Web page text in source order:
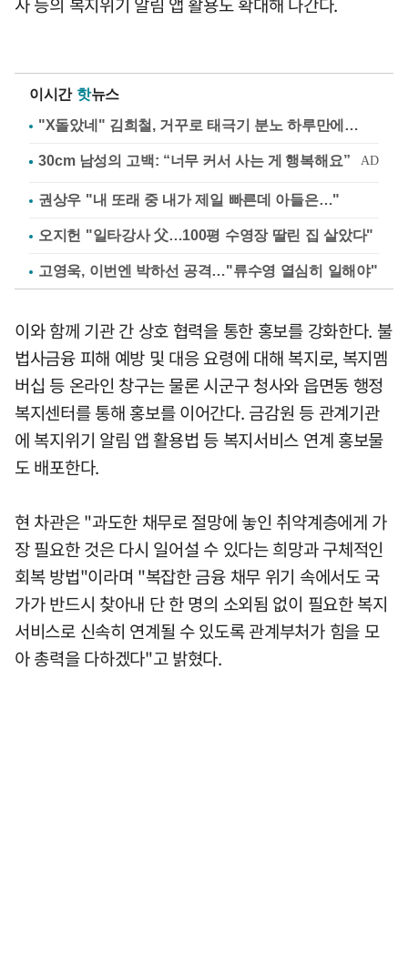
이시간 핫뉴스
"X돌았네" 김희철, 거꾸로 태극기 분노 하루만에…
권상우 "내 또래 중 내가 제일 빠른데 아들은…"
오지헌 "일타강사 父…100평 수영장 딸린 집 살았다"
고영욱, 이번엔 박하선 공격…"류수영 열심히 일해야"
이와 함께 기관 간 상호 협력을 통한 홍보를 강화한다. 불
법사금융 피해 예방 및 대응 요령에 대해 복지로, 복지멤
버십 등 온라인 창구는 물론 시군구 청사와 읍면동 행정
복지센터를 통해 홍보를 이어간다. 금감원 등 관계기관
에 복지위기 알림 앱 활용법 등 복지서비스 연계 홍보물
도 배포한다.
현 차관은 "과도한 채무로 절망에 놓인 취약계층에게 가
장 필요한 것은 다시 일어설 수 있다는 희망과 구체적인
회복 방법"이라며 "복잡한 금융 채무 위기 속에서도 국
가가 반드시 찾아내 단 한 명의 소외됨 없이 필요한 복지
서비스로 신속히 연계될 수 있도록 관계부처가 힘을 모
아 총력을 다하겠다"고 밝혔다.